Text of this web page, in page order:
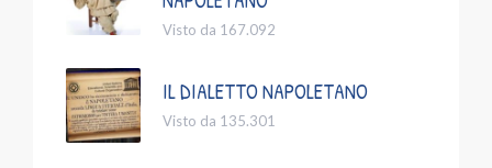
Visto da 167.092
IL DIALETTO NAPOLETANO
Visto da 135.301